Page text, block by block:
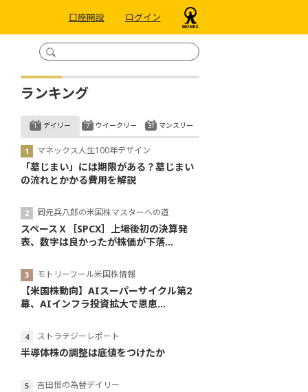
口座開設 ログイン
ランキング
デイリー
マネックス人生100年デザイン
「墓じまい」には期限がある？墓じまい
の流れとかかる費用を解説
岡元兵八郎の米国株マスターへの道
スペースＸ［SPCX］上場後初の決算発
表、数字は良かったが株価が下落...
モトリーフール米国株情報
【米国株動向】AIスーパーサイクル第2
幕、AIインフラ投資拡大で恩恵...
ストラテジーレポート
半導体株の調整は底値をつけたか
吉田恒の為替デイリー
ウイークリー マンスリー